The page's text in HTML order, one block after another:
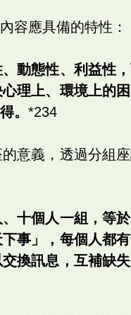
容應具備的特性：
動態性、利益性
理上、環境上的
。 *234
意義，透過分組
十個人一組，等
事」，每個人都
換訊息，互補缺